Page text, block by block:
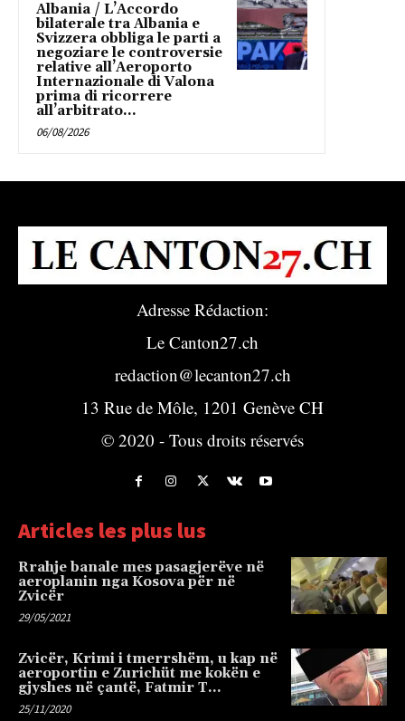
Albania / L’Accordo
bilaterale tra Albania e
Svizzera obbliga le parti a
negoziare le controversie
relative all’Aeroporto
Internazionale di Valona
prima di ricorrere
all’arbitrato...
06/08/2026
Adresse Rédaction:
Le Canton27.ch
redaction@lecanton27.ch
13 Rue de Môle, 1201 Genève CH
© 2020 - Tous droits réservés
Articles les plus lus
Rrahje banale mes pasagjerëve në
aeroplanin nga Kosova për në
Zvicër
29/05/2021
Zvicër, Krimi i tmerrshëm, u kap në
aeroportin e Zurichüt me kokën e
gjyshes në çantë, Fatmir T…
25/11/2020